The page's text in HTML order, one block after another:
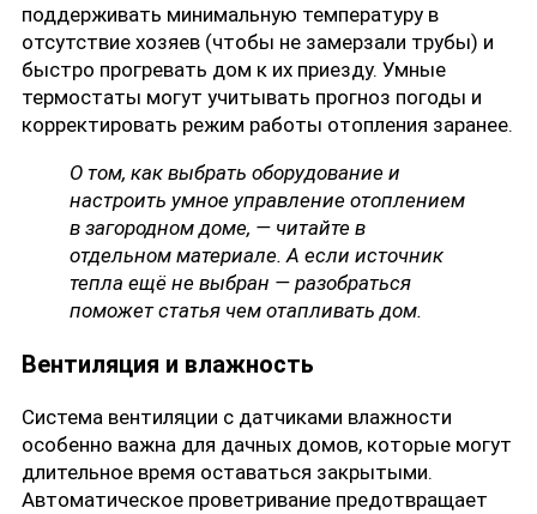
поддерживать минимальную температуру в
отсутствие хозяев (чтобы не замерзали трубы) и
быстро прогревать дом к их приезду. Умные
термостаты могут учитывать прогноз погоды и
корректировать режим работы отопления заранее.
О том, как выбрать оборудование и
настроить умное управление отоплением
в загородном доме, — читайте в
отдельном материале. А если источник
тепла ещё не выбран — разобраться
поможет статья чем отапливать дом.
Вентиляция и влажность
Система вентиляции с датчиками влажности
особенно важна для дачных домов, которые могут
длительное время оставаться закрытыми.
Автоматическое проветривание предотвращает